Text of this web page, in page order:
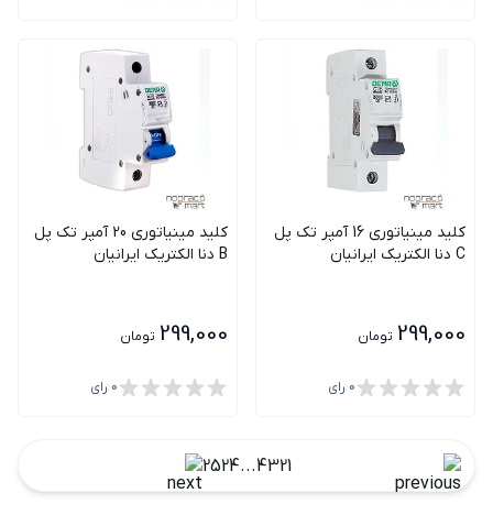
کلید مینیاتوری 16 آمپر تک پل
C دنا الکتریک ایرانیان
299,000 تومان
0 رای
کلید مینیاتوری 20 آمپر تک پل
B دنا الکتریک ایرانیان
299,000 تومان
0 رای
1
2
3
4
...
24
25